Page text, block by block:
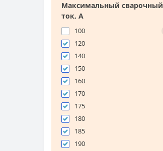
Максимальный сварочный
ток, А
100
120
140
150
160
170
175
180
185
190